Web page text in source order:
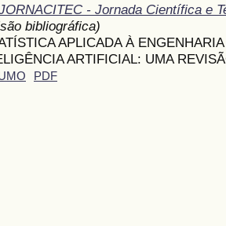
- Jornada Científica e
bibliográfica)
APLICADA À
ARTIFICIAL: UMA
PDF